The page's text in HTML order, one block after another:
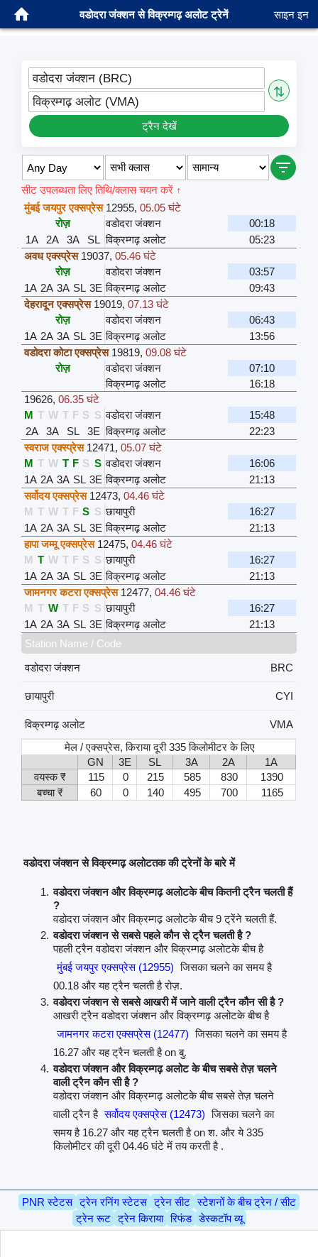
वडोदरा जंक्शन से विक्रम्गढ़ अलोट ट्रेनें साइन इन
वडोदरा जंक्शन (BRC)
⇅
विक्रम्गढ़ अलोट (VMA)
ट्रैन देखें
सीट उपलब्धता लिए तिथि/क्लास चयन करें ↑
मुंबई जयपुर एक्सप्रेस 12955,05.05 घंटे
रोज़
वडोदरा जंक्शन
00:18
1A
2A 3A SL विक्रम्गढ़ अलोट
05:23
अवध एक्स्प्रेस 19037,05.46 घंटे
रोज़
वडोदरा जंक्शन
03:57
1A 2A 3A SL 3E विक्रम्गढ़ अलोट
09:43
देहरादून एक्सप्रेस 19019,07.13 घंटे
रोज़
वडोदरा जंक्शन
06:43
1A 2A 3A SL 3E विक्रम्गढ़ अलोट
13:56
वडोदरा कोटा एक्सप्रेस 19819,09.08 घंटे
रोज़
वडोदरा जंक्शन
07:10
विक्रम्गढ़ अलोट
16:18
19626,06.35 घंटे
M T W T F S S वडोदरा जंक्शन
15:48
2A
3A SL 3E विक्रम्गढ़ अलोट
22:23
स्वराज एक्स्प्रेस 12471,05.07 घंटे
M T W T F S S वडोदरा जंक्शन
16:06
1A 2A 3A SL 3E विक्रम्गढ़ अलोट
21:13
सर्वोदय एक्सप्रेस 12473,04.46 घंटे
M T W T F S S छायापुरी
16:27
1A 2A 3A SL 3E विक्रम्गढ़ अलोट
21:13
हापा जम्मू एक्सप्रेस 12475,04.46 घंटे
M T W T F S S छायापुरी
16:27
1A 2A 3A SL 3E विक्रम्गढ़ अलोट
21:13
जामनगर कटरा एक्सप्रेस 12477,04.46 घंटे
M T W T F S S छायापुरी
16:27
1A 2A 3A SL 3E विक्रम्गढ़ अलोट
21:13
Station Name / Code
वडोदरा जंक्शन
BRC
छायापुरी CYI
विक्रम्गढ़ अलोट
VMA
मेल / एक्सप्रेस, किराया दूरी 335 किलोमीटर के लिए
GN
3E SL 3A 2A
1A
वयस्क ₹
115 0 215 585 830
1390
बच्चा ₹
60 0 140 495 700 1165
वडोदरा जंक्शन से विक्रम्गढ़ अलोटतक की ट्रेनों के बारे में
वडोदरा जंक्शन और विक्रम्गढ़ अलोटके बीच कितनी ट्रैन चलती हैं
?
वडोदरा जंक्शन और विक्रम्गढ़ अलोटके बीच 9 ट्रेंने चलती हैं.
वडोदरा जंक्शन से सबसे पहले कौन से ट्रैन चलती है ?
पहली ट्रैन वडोदरा जंक्शन और विक्रम्गढ़ अलोटके बीच है
मुंबई जयपुर एक्सप्रेस (12955) जिसका चलने का समय है
00.18 और यह ट्रैन चलती है रोज़.
वडोदरा जंक्शन से सबसे आखरी में जाने वाली ट्रैन कौन सी है ?
आखरी ट्रैन वडोदरा जंक्शन और विक्रम्गढ़ अलोटके बीच है
जामनगर कटरा एक्सप्रेस (12477) जिसका चलने का समय है
16.27 और यह ट्रैन चलती है on बु.
वडोदरा जंक्शन और विक्रम्गढ़ अलोट के बीच सबसे तेज़ चलने
वाली ट्रैन कौन सी है ?
वडोदरा जंक्शन और विक्रम्गढ़ अलोटके बीच सबसे तेज़ चलने
वाली ट्रैन है सर्वोदय एक्सप्रेस (12473) जिसका चलने का
समय है 16.27 और यह ट्रैन चलती है on श. और ये 335
किलोमीटर की दूरी 04.46 घंटे में तय करती है .
PNR स्टेटस ट्रेन रनिंग स्टेटस ट्रेन सीट स्टेशनों के बीच ट्रेन / सीट
ट्रेन रूट ट्रेन किराया रिफंड डेस्कटॉप व्यू